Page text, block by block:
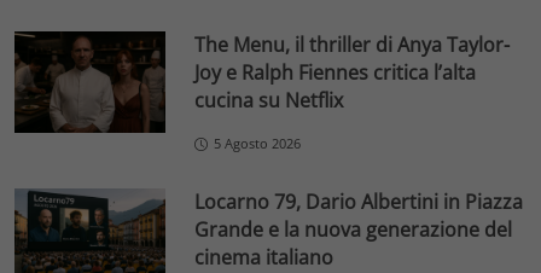
The Menu, il thriller di Anya Taylor-
Joy e Ralph Fiennes critica l’alta
cucina su Netflix
5 Agosto 2026
Locarno 79, Dario Albertini in Piazza
Grande e la nuova generazione del
cinema italiano